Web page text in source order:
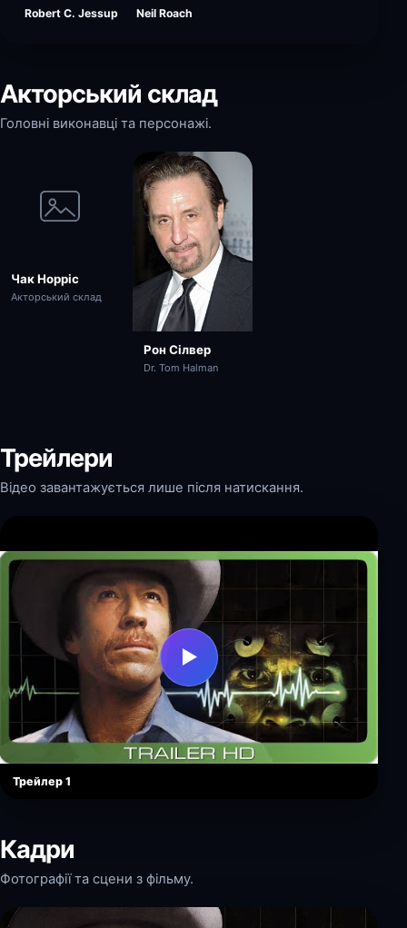
Robert C. Jessup Neil Roach
Акторський склад
Головні виконавці та персонажі.
Чак Норріс
Акторський склад
Рон Сілвер
Dr. Tom Halman
Трейлери
Відео завантажується лише після натискання.
▶
Трейлер 1
Кадри
Фотографії та сцени з фільму.